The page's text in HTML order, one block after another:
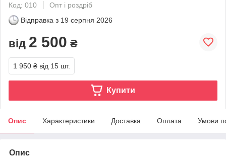
Код: 010
Опт і роздріб
Відправка з 19 серпня 2026
від 2 500 ₴
1 950 ₴ від 15 шт.
Купити
Опис Характеристики Доставка Оплата Умови
Опис